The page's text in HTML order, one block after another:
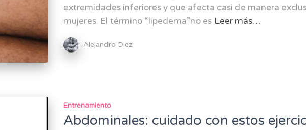
extremidades inferiores y que afecta casi de manera
mujeres. El término “lipedema”no es Leer más…
Alejandro Diez
Entrenamiento
Abdominales: cuidado con estos